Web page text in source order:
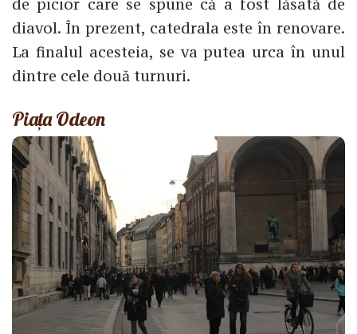
de picior care se spune că a fost lăsată de
diavol. În prezent, catedrala este în renovare.
La finalul acesteia, se va putea urca în unul
dintre cele două turnuri.
Piața Odeon